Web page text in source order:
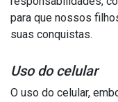
para que nossos
suas conquistas.
Uso do celular
O uso do celular,